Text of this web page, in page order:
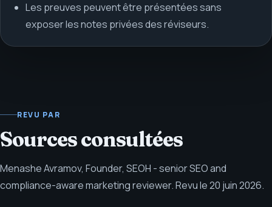
Les preuves peuvent être présentées sans
exposer les notes privées des réviseurs.
REVU PAR
Sources consultées
Menashe Avramov, Founder, SEOH - senior SEO and
compliance-aware marketing reviewer.Revu le20 juin 2026.